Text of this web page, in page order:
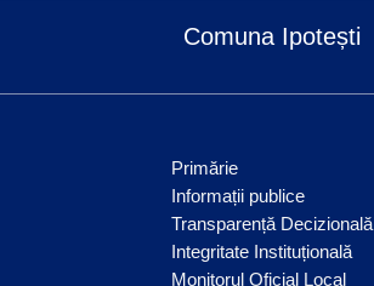
Comuna Ipotești
Primărie
Informații publice
Transparență Decizională
Integritate Instituțională
Monitorul Oficial Local